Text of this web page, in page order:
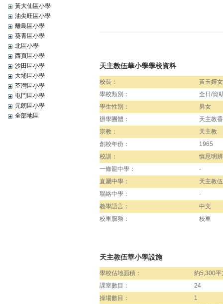
黃大仙區小學
油尖旺區小學
離島區小學
葵青區小學
北區小學
西頁區小學
沙田區小學
大埔區小學
荃灣區小學
屯門區小學
元朗區小學
全部地區
天主教伍華小學學校資料
校長：
黃玉嬋
學校類別：
全日/資
學生性別：
男女
辦學團體：
天主教
宗教：
天主教
創校年份：
1965
校訓：
慎思明辨
一條龍中學：
-
直屬中學：
天主教
聯絡中學：
-
教學語言：
中文
校車服務：
校車
天主教伍華小學設施
學校佔地面積：
約5,300平
課室數目：
24
操場數目：
1